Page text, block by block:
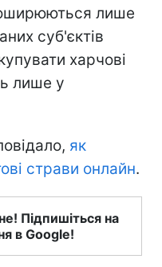
лише
суб'єктів
харчові
лише у
як
страви онлайн.
Підпишіться на
в Google!